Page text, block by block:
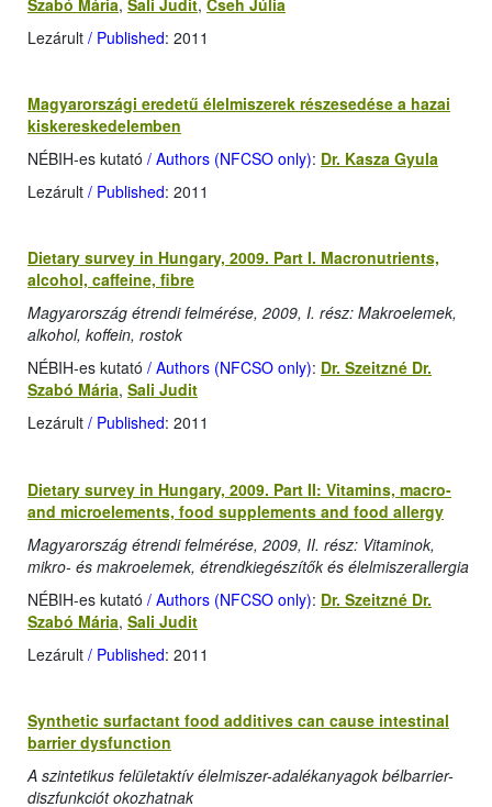
Szabó Mária, Sali Judit, Cseh Júlia
Lezárult / Published: 2011
Magyarországi eredetű élelmiszerek részesedése a hazai
kiskereskedelemben
NÉBIH-es kutató / Authors (NFCSO only): Dr. Kasza Gyula
Lezárult / Published: 2011
Dietary survey in Hungary, 2009. Part I. Macronutrients,
alcohol, caffeine, fibre
Magyarország étrendi felmérése, 2009, I. rész: Makroelemek,
alkohol, koffein, rostok
NÉBIH-es kutató / Authors (NFCSO only): Dr. Szeitzné Dr.
Szabó Mária, Sali Judit
Lezárult / Published: 2011
Dietary survey in Hungary, 2009. Part II: Vitamins, macro-
and microelements, food supplements and food allergy
Magyarország étrendi felmérése, 2009, II. rész: Vitaminok,
mikro- és makroelemek, étrendkiegészítők és élelmiszerallergia
NÉBIH-es kutató / Authors (NFCSO only): Dr. Szeitzné Dr.
Szabó Mária, Sali Judit
Lezárult / Published: 2011
Synthetic surfactant food additives can cause intestinal
barrier dysfunction
A szintetikus felületaktív élelmiszer-adalékanyagok bélbarrier-
diszfunkciót okozhatnak